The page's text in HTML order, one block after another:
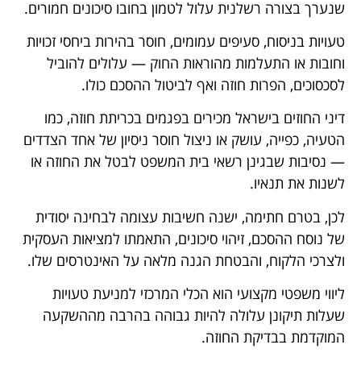
שנערך בצורה רשלנית עלול לטמון בחובו סיכונים חמורים.
טעויות בניסוח, סעיפים עמומים, חוסר בהירות ביחסי זכויות
וחובות או התעלמות מהוראות החוק — עלולים להוביל
לסכסוכים, הפרות חוזה ואף לביטול ההסכם כולו.
דיני החוזים בישראל מכירים בפגמים בכריתת חוזה, כמו
הטעיה, כפייה, עושק או ניצול חוסר ניסיון של אחד הצדדים
— נסיבות שבגינן רשאי בית המשפט לבטל את החוזה או
לשנות את תנאיו.
לכן, בטרם חתימה, ישנה חשיבות עצומה לבחינה יסודית
של נוסח ההסכם, זיהוי סיכונים, התאמתו למציאות העסקית
ולצרכי הלקוח, והבטחת הגנה מלאה על האינטרסים שלו.
ליווי משפטי מקצועי הוא הכלי המרכזי למניעת טעויות
שעלות תיקונן עלולה להיות גבוהה בהרבה מההשקעה
המוקדמת בבדיקת החוזה.